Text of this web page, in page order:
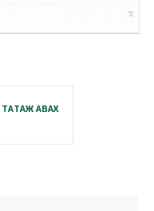
АВАХ